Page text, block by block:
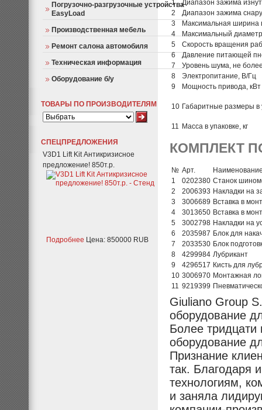
Погрузочно-разгрузочные устройства
EasyLoad
Производственная мебель
Ремонт салона автомобиля
Техническая информация
Оборудование б/у
ТОВАРЫ ПО ПРОИЗВОДИТЕЛЯМ
СПЕЦПРЕДЛОЖЕНИЯ
V3D1 Lift Kit Антикризисное
предложение! 850т.р.
Подробнее Цена: 850000 RUB
1
Диапазон зажима
2
Диапазон зажима
3
Максимальная
4
Максимальный
5
Скорость вращения
6
Давление питающей
7
Уровень шума, не
8
Электропитание, В/Гц
9
Мощность привода, кВт
10 Габаритные размеры в
11 Масса в упаковке, кг
КОМПЛЕКТ
№ Арт.
1
0202380 Станок
2
2006393 Накладки на
3
3006689 Вставка в
4
3013650 Вставка в
5
3002798 Накладки на
6
2035987 Блок для
7
2033530 Блок
8
4299984 Лубрикант
9
4296517 Кисть для
10 3006970 Монтажная
11 9219399
Giuliano Group
оборудование
Более
оборудование
Признание
так. Благодаря
технологиям,
и заняла